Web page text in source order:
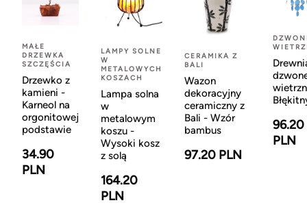
MAŁE
DRZEWKA
SZCZĘŚCIA
Drzewko z
kamieni -
Karneol na
orgonitowej
podstawie
34.90
PLN
LAMPY SOLNE
W
METALOWYCH
KOSZACH
Lampa solna
w
metalowym
koszu -
Wysoki kosz
z solą
164.20
PLN
CERAMIKA Z
BALI
Wazon
dekoracyjny
ceramiczny z
Bali - Wzór
bambus
97.20 PLN
96.20
PLN